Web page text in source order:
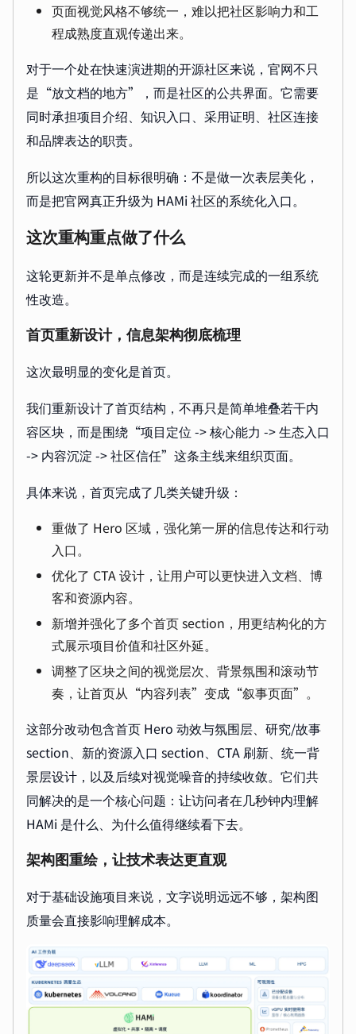
页面视觉风格不够统一，难以把社区影响力和工
程成熟度直观传递出来。
对于一个处在快速演进期的开源社区来说，官网不只
是“放文档的地方”，而是社区的公共界面。它需要
同时承担项目介绍、知识入口、采用证明、社区连接
和品牌表达的职责。
所以这次重构的目标很明确：不是做一次表层美化，
而是把官网真正升级为 HAMi 社区的系统化入口。
这次重构重点做了什么
这轮更新并不是单点修改，而是连续完成的一组系统
性改造。
首页重新设计，信息架构彻底梳理
这次最明显的变化是首页。
我们重新设计了首页结构，不再只是简单堆叠若干内
容区块，而是围绕“项目定位 -> 核心能力 -> 生态入口
-> 内容沉淀 -> 社区信任”这条主线来组织页面。
具体来说，首页完成了几类关键升级：
重做了 Hero 区域，强化第一屏的信息传达和行动
入口。
优化了 CTA 设计，让用户可以更快进入文档、博
客和资源内容。
新增并强化了多个首页 section，用更结构化的方
式展示项目价值和社区外延。
调整了区块之间的视觉层次、背景氛围和滚动节
奏，让首页从“内容列表”变成“叙事页面”。
这部分改动包含首页 Hero 动效与氛围层、研究/故事
section、新的资源入口 section、CTA 刷新、统一背
景层设计，以及后续对视觉噪音的持续收敛。它们共
同解决的是一个核心问题：让访问者在几秒钟内理解
HAMi 是什么、为什么值得继续看下去。
架构图重绘，让技术表达更直观
对于基础设施项目来说，文字说明远远不够，架构图
质量会直接影响理解成本。